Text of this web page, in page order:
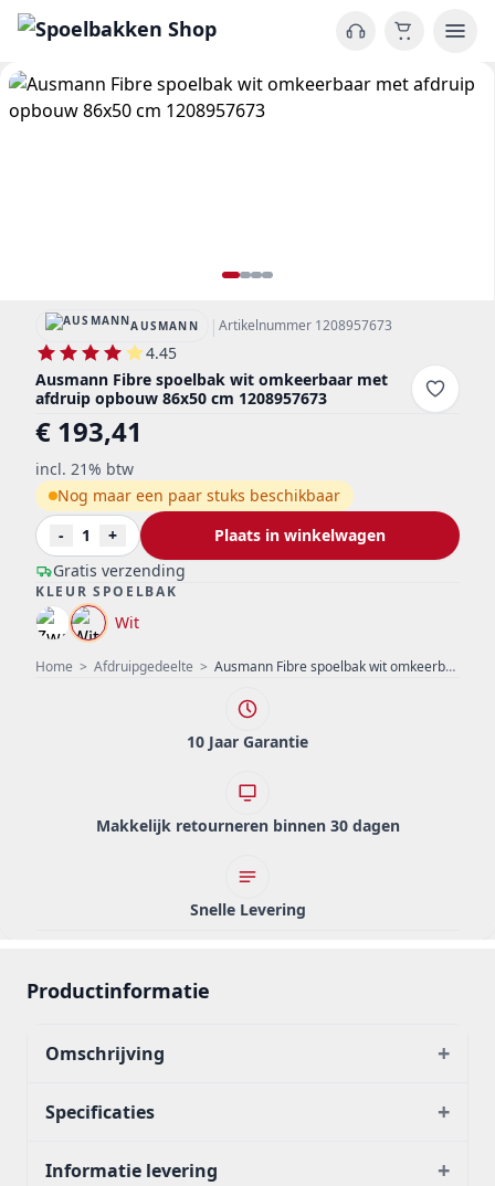
Home > Afdruipgedeelte > Ausmann Fibre spoelbak wit omkeerbaar met afdruip opbouw 86x50 cm 1208957673
AUSMANN | Artikelnummer 1208957673
4.45
Ausmann Fibre spoelbak wit omkeerbaar met
afdruip opbouw 86x50 cm 1208957673
€ 193,41
incl. 21% btw
Gratis verzending
Nog maar een paar stuks beschikbaar
-
1 + Plaats in winkelwagen
KLEUR SPOELBAK
Wit
10 Jaar Garantie
Makkelijk retourneren binnen 30 dagen
Snelle Levering
Productinformatie
Omschrijving +
Specificaties +
Informatie levering +